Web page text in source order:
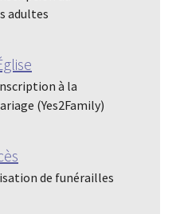
adultes
à la
(Yes2Family)
de funérailles